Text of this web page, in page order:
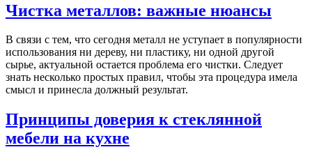
Чистка металлов: важные нюансы
В связи с тем, что сегодня металл не уступает в популярности
использования ни дереву, ни пластику, ни одной другой
сырье, актуальной остается проблема его чистки. Следует
знать несколько простых правил, чтобы эта процедура имела
смысл и принесла должный результат.
Принципы доверия к стеклянной
мебели на кухне